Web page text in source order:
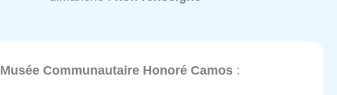
Musée Communautaire Honoré Camos :